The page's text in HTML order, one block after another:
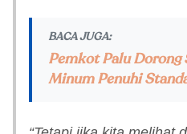
BACA JUGA:
Pemkot Palu Dorong
Minum Penuhi